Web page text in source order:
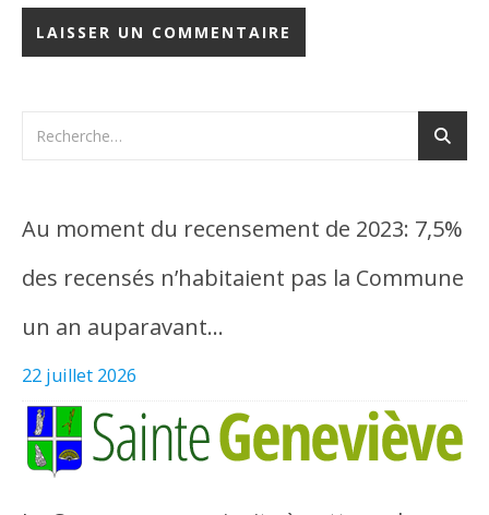
Au moment du recensement de 2023: 7,5%
des recensés n’habitaient pas la Commune
un an auparavant…
22 juillet 2026